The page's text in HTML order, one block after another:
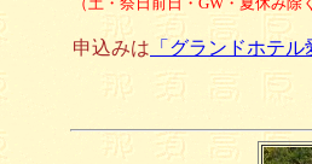
申込みは 「グランドホテル